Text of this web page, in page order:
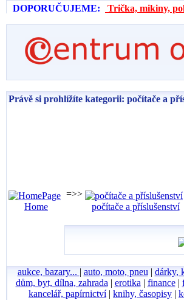
DOPORUČUJEME:
Trička, mikiny,
Právě si prohlížíte kategorii: počítače a
Home
=>>
počítače a příslušenství
aukce, bazary... | auto, moto, pneu | dárky,
dům, byt, dílna, zahrada | erotika | finance|
kancelář, papírnictví| knihy, časopisy |